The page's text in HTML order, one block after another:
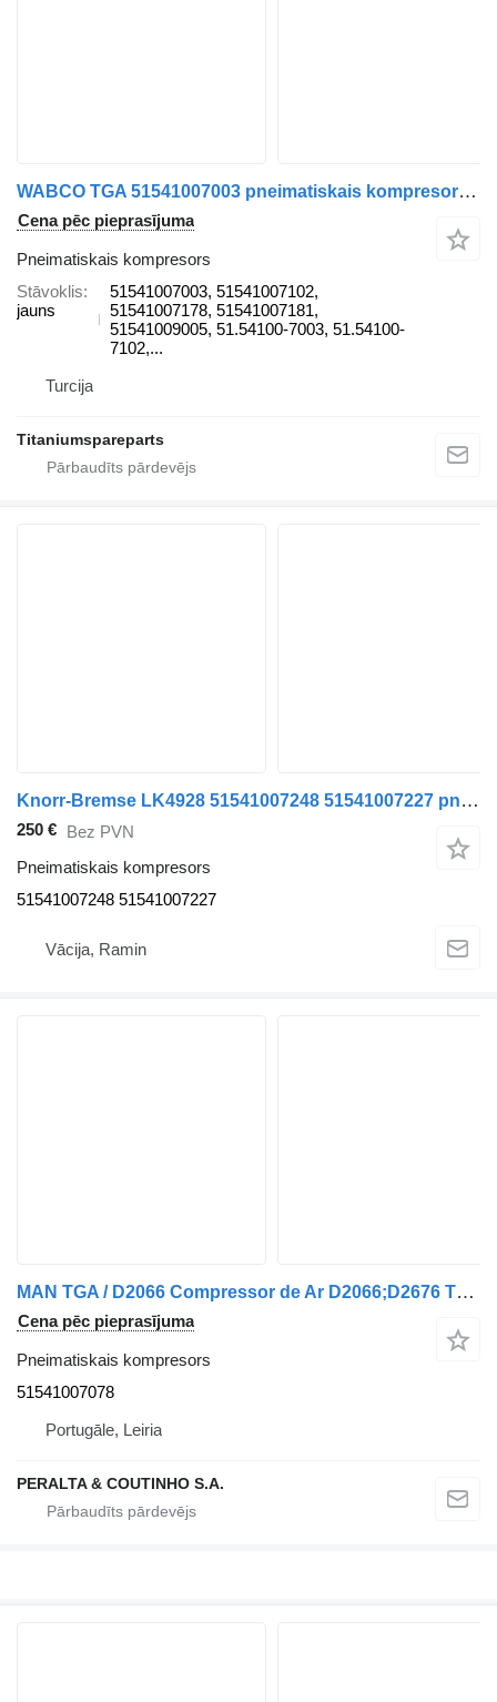
WABCO TGA 51541007003 pneimatiskais kompresors paredzēts MAN MAN TGA kravas automašīnas
Cena pēc pieprasījuma
Pneimatiskais kompresors
Stāvoklis
jauns
51541007003, 51541007102,
51541007178, 51541007181,
51541009005, 51.54100-7003, 51.54100-
7102,...
Turcija
Titaniumspareparts
Knorr-Bremse LK4928 51541007248 51541007227 pneimatiskais kompresors paredzēts MAN TGX TGS TGA kravas automašīnas
250 € Bez PVN
Pneimatiskais kompresors
51541007248 51541007227
Vācija, Ramin
MAN TGA / D2066 Compressor de Ar D2066;D2676 TGA;TGL 51541007078 pneimatiskais kompresors paredzēts MAN kravas automašīnas
Cena pēc pieprasījuma
Pneimatiskais kompresors
51541007078
Portugāle, Leiria
PERALTA & COUTINHO S.A.